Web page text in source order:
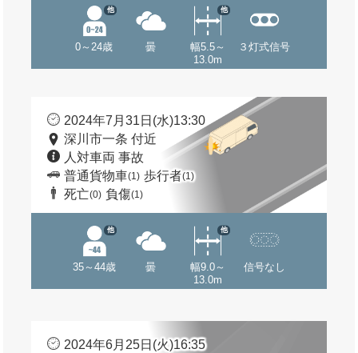
0～24歳
他
曇
幅5.5～
13.0m
他
３灯式信号
2024年7月31日(水)13:30
深川市一条 付近
人対車両 事故
普通貨物車(1) 歩行者(1)
死亡(0) 負傷(1)
35～44歳
他
曇
幅9.0～
13.0m
他
信号なし
2024年6月25日(火)16:35